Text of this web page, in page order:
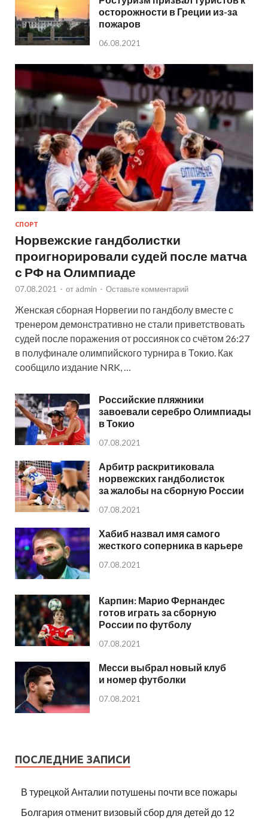
осторожности в Греции из-за
пожаров
06.08.2021
СПОРТ
Норвежские гандболистки
проигнорировали судей после матча
с РФ на Олимпиаде
07.08.2021 - от admin - Оставьте комментарий
Женская сборная Норвегии по гандболу вместе с
тренером демонстративно не стали приветствовать
судей после поражения от россиянок со счётом 26:27
в полуфинале олимпийского турнира в Токио. Как
сообщило издание NRK, …
Российские пляжники
завоевали серебро Олимпиады
в Токио
07.08.2021
Арбитр раскритиковала
норвежских гандболисток
за жалобы на сборную России
07.08.2021
Хабиб назвал имя самого
жесткого соперника в карьере
07.08.2021
Карпин: Марио Фернандес
готов играть за сборную
России по футболу
07.08.2021
Месси выбрал новый клуб
и номер футболки
07.08.2021
ПОСЛЕДНИЕ ЗАПИСИ
В турецкой Анталии потушены почти все пожары
Болгария отменит визовый сбор для детей до 12